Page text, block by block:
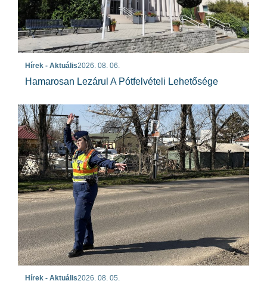
Hírek - Aktuális2026. 08. 06.
Hamarosan Lezárul A Pótfelvételi Lehetősége
Hírek - Aktuális2026. 08. 05.